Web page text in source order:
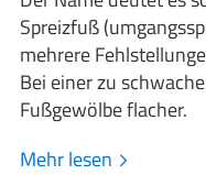
Spreizfuß
mehrere
Bei einer zu
Fußgewölbe flacher.
Mehr lesen